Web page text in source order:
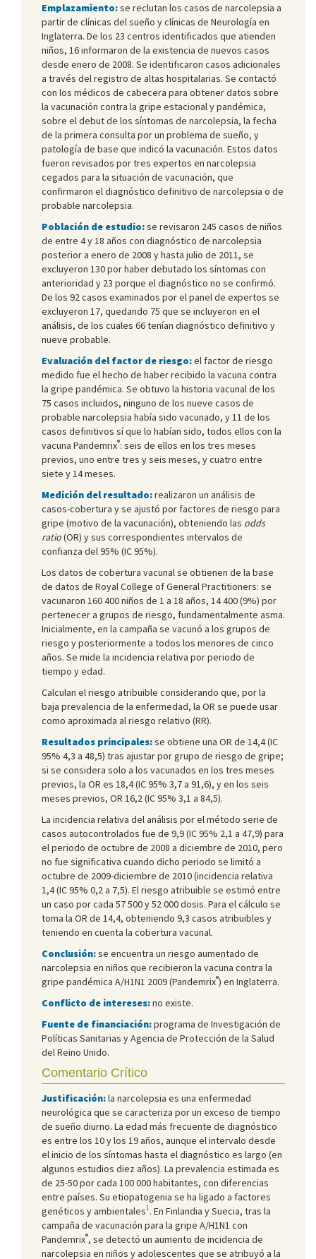
Emplazamiento:se reclutan los casos de narcolepsia a
partir de clínicas del sueño y clínicas de Neurología en
Inglaterra. De los 23 centros identificados que atienden
niños, 16 informaron de la existencia de nuevos casos
desde enero de 2008. Se identificaron casos adicionales
a través del registro de altas hospitalarias. Se contactó
con los médicos de cabecera para obtener datos sobre
la vacunación contra la gripe estacional y pandémica,
sobre el debut de los síntomas de narcolepsia, la fecha
de la primera consulta por un problema de sueño, y
patología de base que indicó la vacunación. Estos datos
fueron revisados por tres expertos en narcolepsia
cegados para la situación de vacunación, que
confirmaron el diagnóstico definitivo de narcolepsia o de
probable narcolepsia.
Población de estudio:se revisaron 245 casos de niños
de entre 4 y 18 años con diagnóstico de narcolepsia
posterior a enero de 2008 y hasta julio de 2011, se
excluyeron 130 por haber debutado los síntomas con
anterioridad y 23 porque el diagnóstico no se confirmó.
De los 92 casos examinados por el panel de expertos se
excluyeron 17, quedando 75 que se incluyeron en el
análisis, de los cuales 66 tenían diagnóstico definitivo y
nueve probable.
Evaluación del factor de riesgo:el factor de riesgo
medido fue el hecho de haber recibido la vacuna contra
la gripe pandémica. Se obtuvo la historia vacunal de los
75 casos incluidos, ninguno de los nueve casos de
probable narcolepsia había sido vacunado, y 11 de los
casos definitivos sí que lo habían sido, todos ellos con la
vacuna Pandemrix®: seis de ellos en los tres meses
previos, uno entre tres y seis meses, y cuatro entre
siete y 14 meses.
Medición del resultado:realizaron un análisis de
casos-cobertura y se ajustó por factores de riesgo para
gripe (motivo de la vacunación), obteniendo las odds
ratio(OR) y sus correspondientes intervalos de
confianza del 95% (IC 95%).
Los datos de cobertura vacunal se obtienen de la base
de datos de Royal College of General Practitioners: se
vacunaron 160 400 niños de 1 a 18 años, 14 400 (9%) por
pertenecer a grupos de riesgo, fundamentalmente asma.
Inicialmente, en la campaña se vacunó a los grupos de
riesgo y posteriormente a todos los menores de cinco
años. Se mide la incidencia relativa por periodo de
tiempo y edad.
Calculan el riesgo atribuible considerando que, por la
baja prevalencia de la enfermedad, la OR se puede usar
como aproximada al riesgo relativo (RR).
Resultados principales:se obtiene una OR de 14,4 (IC
95% 4,3 a 48,5) tras ajustar por grupo de riesgo de gripe;
si se considera solo a los vacunados en los tres meses
previos, la OR es 18,4 (IC 95% 3,7 a 91,6), y en los seis
meses previos, OR 16,2 (IC 95% 3,1 a 84,5).
La incidencia relativa del análisis por el método serie de
casos autocontrolados fue de 9,9 (IC 95% 2,1 a 47,9) para
el periodo de octubre de 2008 a diciembre de 2010, pero
no fue significativa cuando dicho periodo se limitó a
octubre de 2009-diciembre de 2010 (incidencia relativa
1,4 (IC 95% 0,2 a 7,5). El riesgo atribuible se estimó entre
un caso por cada 57 500 y 52 000 dosis. Para el cálculo se
toma la OR de 14,4, obteniendo 9,3 casos atribuibles y
teniendo en cuenta la cobertura vacunal.
Conclusión:se encuentra un riesgo aumentado de
narcolepsia en niños que recibieron la vacuna contra la
gripe pandémica A/H1N1 2009 (Pandemrix®) en Inglaterra.
Conflicto de intereses:no existe.
Fuente de financiación:programa de Investigación de
Políticas Sanitarias y Agencia de Protección de la Salud
del Reino Unido.
Comentario Crítico
Justificación:la narcolepsia es una enfermedad
neurológica que se caracteriza por un exceso de tiempo
de sueño diurno. La edad más frecuente de diagnóstico
es entre los 10 y los 19 años, aunque el intervalo desde
el inicio de los síntomas hasta el diagnóstico es largo (en
algunos estudios diez años). La prevalencia estimada es
de 25-50 por cada 100 000 habitantes, con diferencias
entre países. Su etiopatogenia se ha ligado a factores
genéticos y ambientales1. En Finlandia y Suecia, tras la
campaña de vacunación para la gripe A/H1N1 con
Pandemrix®, se detectó un aumento de incidencia de
narcolepsia en niños y adolescentes que se atribuyó a la